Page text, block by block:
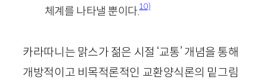
체계를 나타낼 뿐이다.10)
카라따니는 맑스가 젊은 시절 ‘교통’ 개념을 통해
개방적이고 비목적론적인 교환양식론의 밑그림